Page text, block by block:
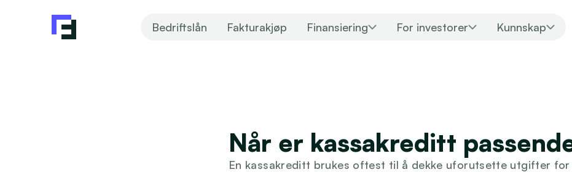
Bedriftslån Fakturakjøp Finansiering For investorer Kunnskap
Når er kassakreditt
En kassakreditt brukes oftest til å dekke uforutsette utgifter for